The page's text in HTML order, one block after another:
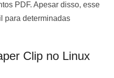
PDF. Apesar disso, esse
para determinadas
Clip no Linux